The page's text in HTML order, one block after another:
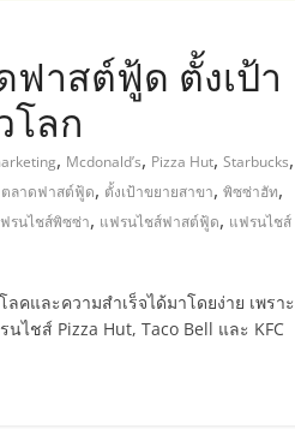
ฟาสต์ฟู้ด ตั้งเป้า
โลก
, Mcdonald’s, Pizza Hut, Starbucks,
ตลาดฟาสต์ฟู้ด, ตั้งเป้าขยายสาขา, พิซซ่าฮัท,
รนไชส์พิซซ่า, แฟรนไชส์ฟาสต์ฟู้ด, แฟรนไชส์
คและความสำเร็จได้มาโดยง่าย เพราะ
ไชส์ Pizza Hut, Taco Bell และ KFC